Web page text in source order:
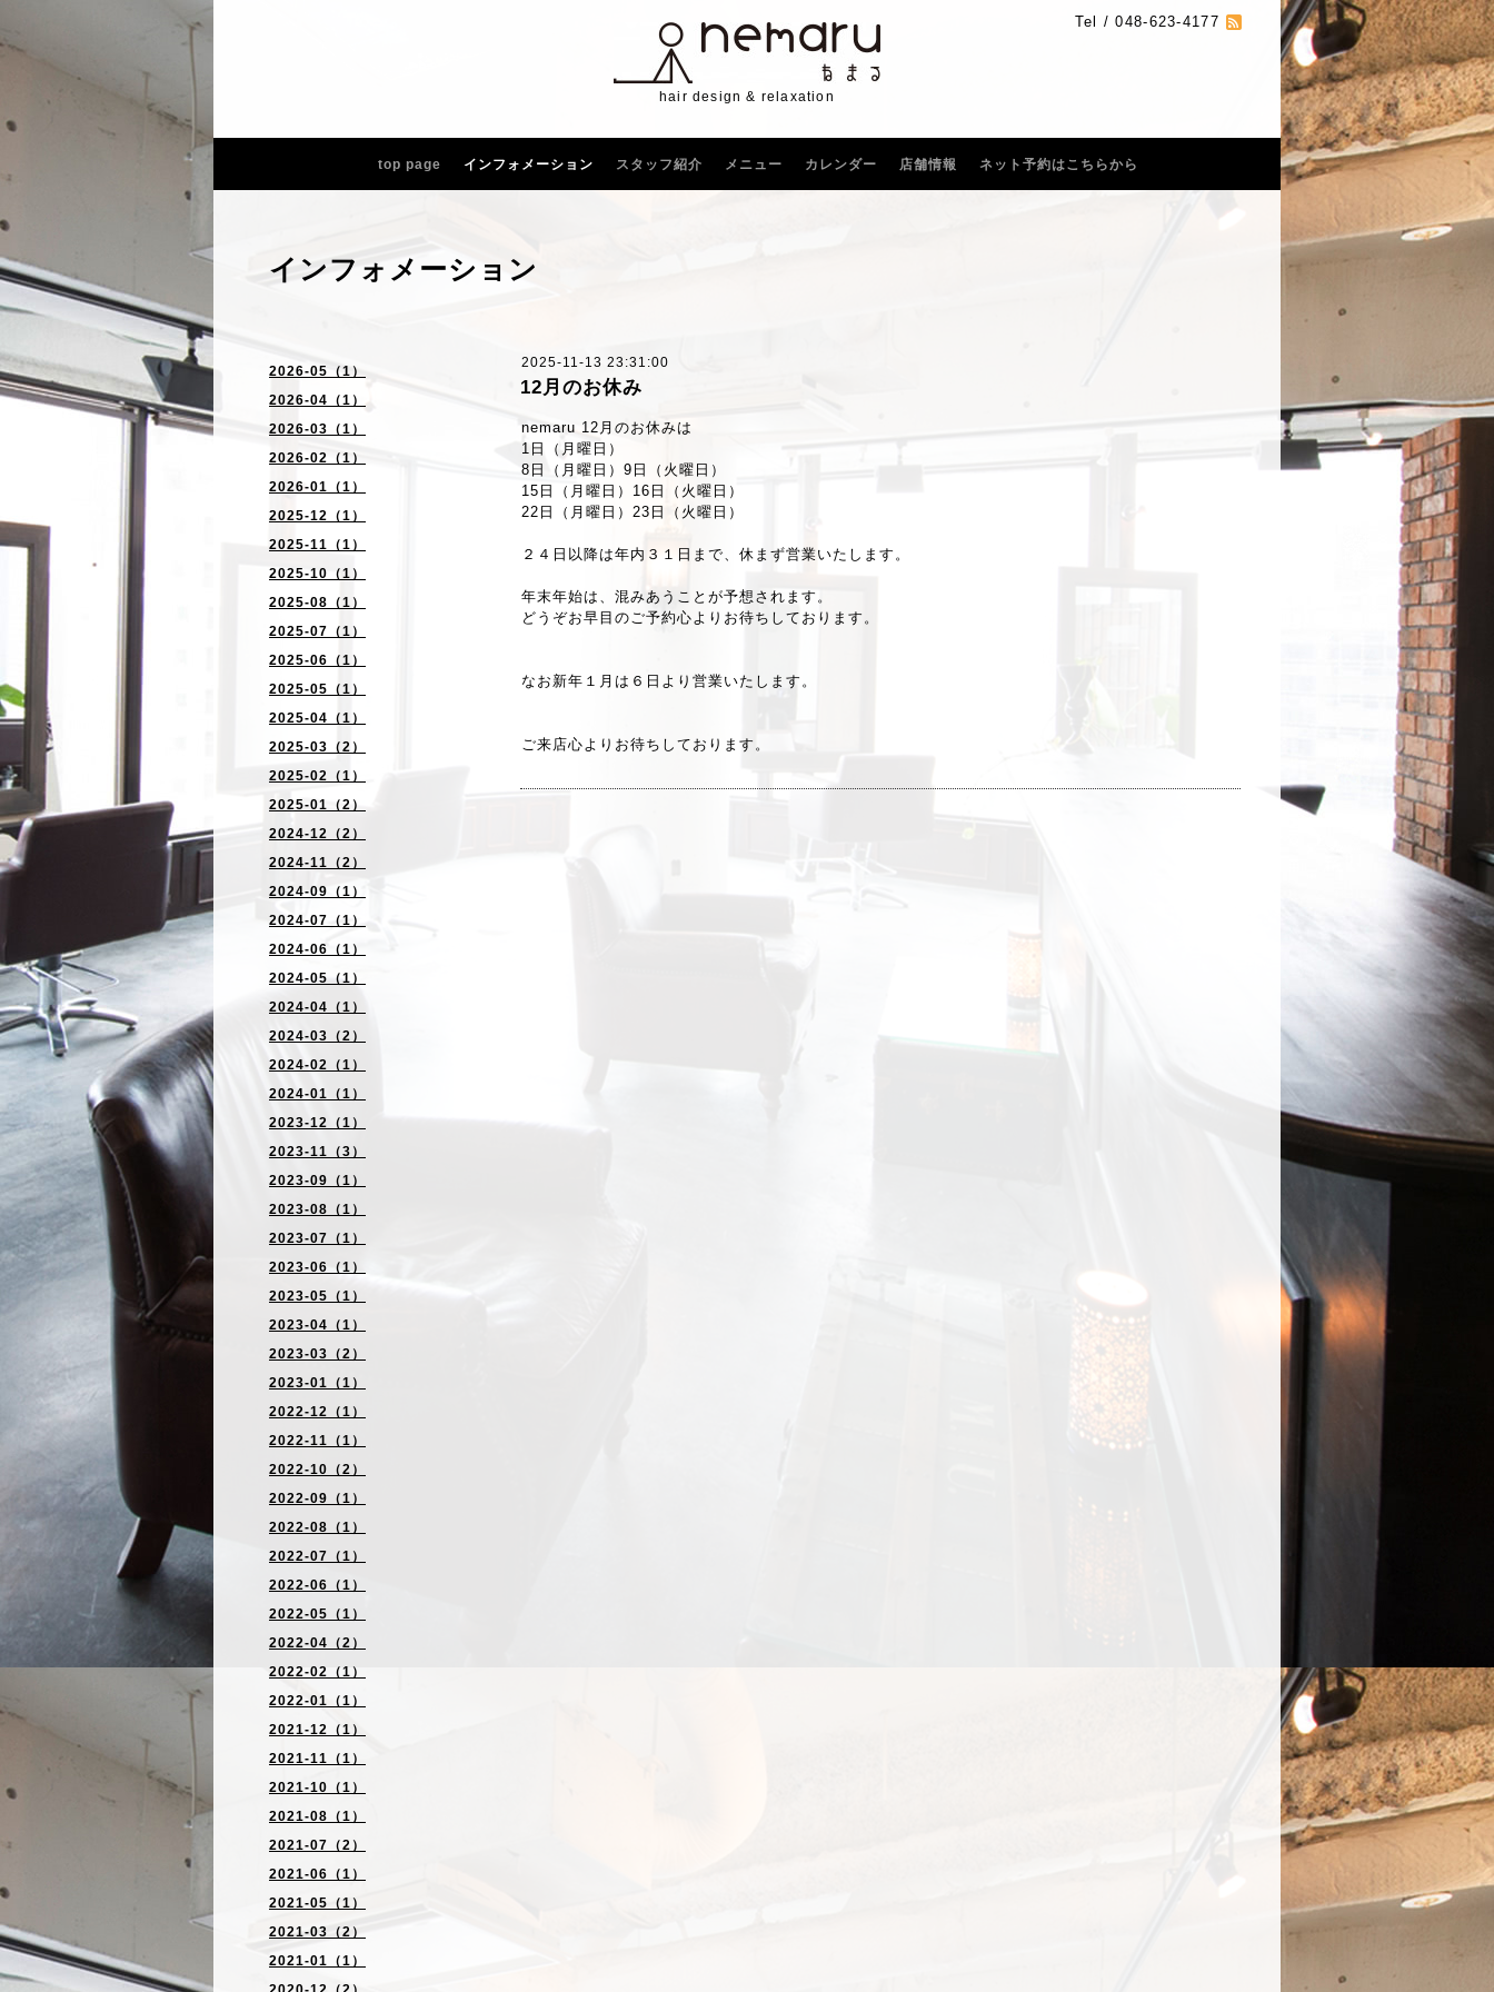
Tel / 048-623-4177
hair design & relaxation
top page インフォメーション スタッフ紹介 メニュー カレンダー 店舗情報 ネット予約はこちらから
2026-05（1）
2026-04（1）
2026-03（1）
2026-02（1）
2026-01（1）
2025-12（1）
2025-11（1）
2025-10（1）
2025-08（1）
2025-07（1）
2025-06（1）
2025-05（1）
2025-04（1）
2025-03（2）
2025-02（1）
2025-01（2）
2024-12（2）
2024-11（2）
2024-09（1）
2024-07（1）
2024-06（1）
2024-05（1）
2024-04（1）
2024-03（2）
2024-02（1）
2024-01（1）
2023-12（1）
2023-11（3）
2023-09（1）
2023-08（1）
2023-07（1）
2023-06（1）
2023-05（1）
2023-04（1）
2023-03（2）
2023-01（1）
2022-12（1）
2022-11（1）
2022-10（2）
2022-09（1）
2022-08（1）
2022-07（1）
2022-06（1）
2022-05（1）
2022-04（2）
2022-02（1）
2022-01（1）
2021-12（1）
2021-11（1）
2021-10（1）
2021-08（1）
2021-07（2）
2021-06（1）
2021-05（1）
2021-03（2）
2021-01（1）
インフォメーション
2025-11-13 23:31:00
12月のお休み
nemaru 12月のお休みは
1日（月曜日）
8日（月曜日）9日（火曜日）
15日（月曜日）16日（火曜日）
22日（月曜日） 23日 （火曜日）
２４日以降は年内３１日まで、休まず営業いたします。
年末年始は、混みあうことが予想されます。
どうぞお早目のご予約心よりお待ちしております。
なお新年１月は６日より営業いたします。
ご来店心よりお待ちしております。